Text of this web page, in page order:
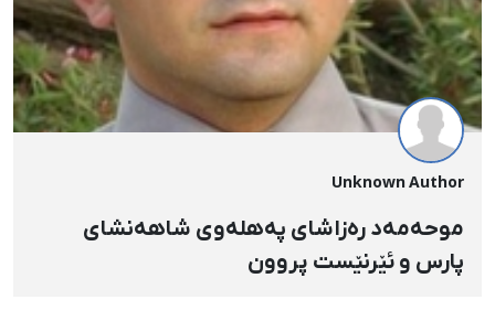
Unknown Author
موحەمەد رەزاشای پەهلەوی شاهەنشای
پارس و ئێرنێست پروون